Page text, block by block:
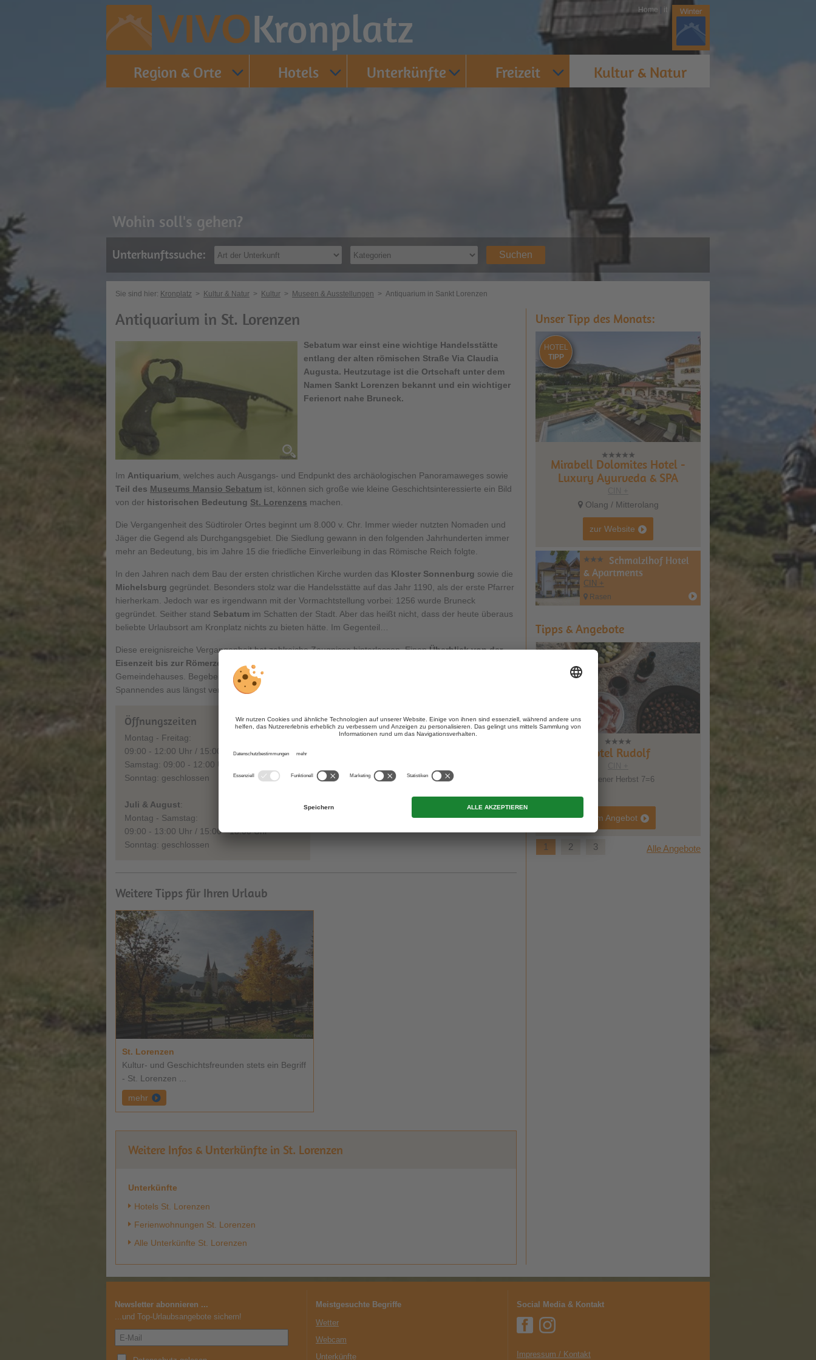
VIVOKronplatz
Wohin soll's gehen?
Unterkunftssuche: Suchen
Region & Orte Hotels Unterkünfte Freizeit Kultur & Natur
Home it
Sie sind hier: Kronplatz > Kultur & Natur > Kultur > Museen & Ausstellungen > Antiquarium in Sankt Lorenzen
Antiquarium in St. Lorenzen
Sebatum war einst eine wichtige Handelsstätte
entlang der alten römischen Straße Via Claudia
Augusta. Heutzutage ist die Ortschaft unter dem
Namen Sankt Lorenzen bekannt und ein wichtiger
Ferienort nahe Bruneck.
Im Antiquarium , welches auch Ausgangs- und Endpunkt des archäologischen Panoramaweges sowie
Teil des Museums Mansio Sebatum ist, können sich große wie kleine Geschichtsinteressierte ein Bild
von der historischen Bedeutung St. Lorenzens machen.
Die Vergangenheit des Südtiroler Ortes beginnt um 8.000 v. Chr. Immer wieder nutzten Nomaden und
Jäger die Gegend als Durchgangsgebiet. Die Siedlung gewann in den folgenden Jahrhunderten immer
mehr an Bedeutung, bis im Jahre 15 die friedliche Einverleibung in das Römische Reich folgte.
In den Jahren nach dem Bau der ersten christlichen Kirche wurden das Kloster Sonnenburg sowie die
Michelsburg gegründet. Besonders stolz war die Handelsstätte auf das Jahr 1190, als der erste Pfarrer
hierherkam. Jedoch war es irgendwann mit der Vormachtstellung vorbei: 1256 wurde Bruneck
gegründet. Seither stand Sebatum im Schatten der Stadt. Aber das heißt nicht, dass der heute überaus
beliebte Urlaubsort am Kronplatz nichts zu bieten hätte. Im Gegenteil…
Diese ereignisreiche Vergangenheit hat zahlreiche Zeugnisse hinterlassen. EinenÜberblick von der
Eisenzeit bis zur Römerzeit
finden Sie im Antiquarium in
Gemeindehauses. Begeben Sie sich auf historische Spurensuche und erleben Sie Neues und
Spannendes aus längst vergangenen Tagen.
Öffnungszeiten
Montag - Freitag:
09:00 - 12:00 Uhr / 15:00 - 18:00 Uhr
Samstag: 09:00 - 12:00 Uhr
Sonntag: geschlossen
Juli & August:
Montag - Samstag:
09:00 - 13:00 Uhr / 15:00 - 18:00 Uhr
Sonntag: geschlossen
Kontakt:
Museum Mansio Sebatum
Tel. +39 0474 474092
Weitere Tipps für Ihren Urlaub
St. Lorenzen
Kultur- und Geschichtsfreunden stets ein Begriff
- St. Lorenzen ...
mehr
Weitere Infos & Unterkünfte in St. Lorenzen
Unterkünfte
Hotels St. Lorenzen
Ferienwohnungen St. Lorenzen
Alle Unterkünfte St. Lorenzen
Unser Tipp des Monats:
HOTEL
TIPP
Mirabell Dolomites Hotel -
Luxury Ayurveda & SPA
Olang / Mitterolang
zur Website
Schmalzlhof Hotel
& Apartments
CIN +
Rasen
Tipps & Angebote
Hotel Rudolf
Goldener Herbst 7=6
zum Angebot
1 2 3 Alle Angebote
Newsletter abonnieren ...
...und Top-Urlaubsangebote sichern!
Meistgesuchte Begriffe
Wetter
Webcam
Unterkünfte
Social Media & Kontakt
Impressum / Kontakt